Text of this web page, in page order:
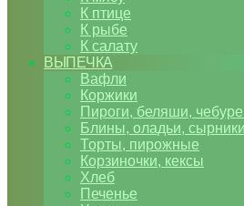
К птице
К рыбе
К салату
ВЫПЕЧКА
Вафли
Коржики
Пироги, беляши,
Блины, оладьи, сырники
Торты, пирожные
Корзиночки, кексы
Хлеб
Печенье